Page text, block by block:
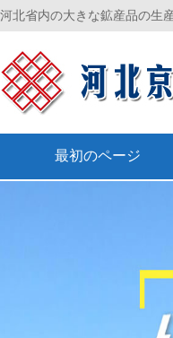
河北省内の大きな鉱産品の生
最初のページ